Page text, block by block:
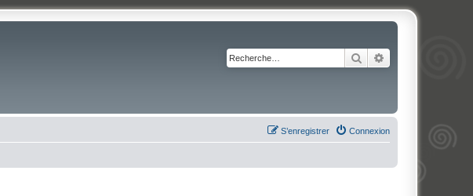
Rechercher
Connexion
S’enregistrer